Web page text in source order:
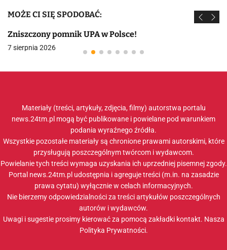
MOŻE CI SIĘ SPODOBAĆ:
Zniszczony pomnik UPA w Polsce!
7 sierpnia 2026
Materiały (treści, artykuły, zdjęcia, filmy) autorstwa portalu
news.24tm.pl mogą być publikowane i powielane pod warunkiem
podania wyraźnego źródła.
Wszystkie pozostałe materiały są chronione prawami autorskimi, które
przysługują poszczególnym twórcom i wydawcom.
Powielanie tych treści wymaga uzyskania ich uprzedniej pisemnej zgody.
Portal news.24tm.pl udostępnia i agreguje treści (m.in. na zasadzie
prawa cytatu) wyłącznie w celach informacyjnych.
Nie bierzemy odpowiedzialności za treści artykułów poszczególnych
autorów i wydawców.
Uwagi i sugestie prosimy kierować za pomocą zakładki kontakt. Nasza
Polityka Prywatności.